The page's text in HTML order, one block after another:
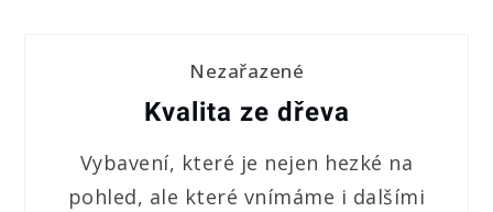
Nezařazené
Kvalita ze dřeva
Vybavení, které je nejen hezké na
pohled, ale které vnímáme i dalšími